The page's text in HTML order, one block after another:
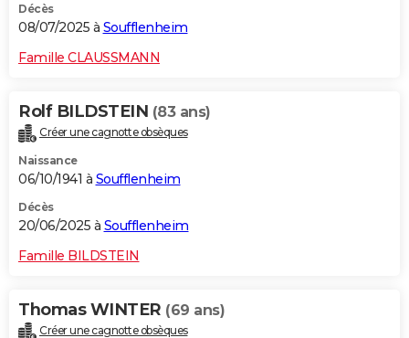
Décès
08/07/2025 à Soufflenheim
Famille CLAUSSMANN
Rolf BILDSTEIN (83 ans)
Créer une cagnotte obsèques
Naissance
06/10/1941 à Soufflenheim
Décès
20/06/2025 à Soufflenheim
Famille BILDSTEIN
Thomas WINTER (69 ans)
Créer une cagnotte obsèques